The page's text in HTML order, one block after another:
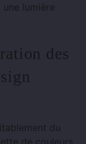
lumière
des
du